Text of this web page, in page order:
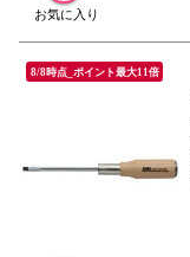
8/8時点_ポイント最大11倍